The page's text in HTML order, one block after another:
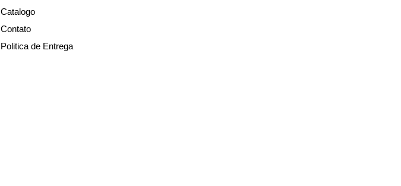
Catalogo
Contato
Politica de Entrega